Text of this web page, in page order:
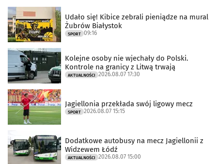
Udało się! Kibice zebrali pieniądze na mural
Żubrów Białystok
SPORT 09:16
Kolejne osoby nie wjechały do Polski.
Kontrole na granicy z Litwą trwają
AKTUALNOŚCI 2026.08.07 17:30
Jagiellonia przekłada swój ligowy mecz
SPORT 2026.08.07 15:15
Dodatkowe autobusy na mecz Jagiellonii z
Widzewem Łódź
AKTUALNOŚCI 2026.08.07 15:00